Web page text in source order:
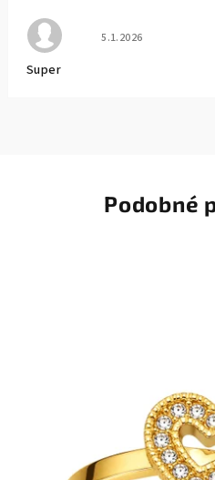
Hodnocení
5.1.2026
Super
Podobné